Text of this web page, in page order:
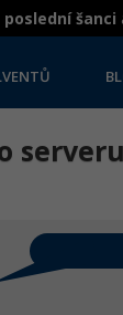
poslední šanci
serveru